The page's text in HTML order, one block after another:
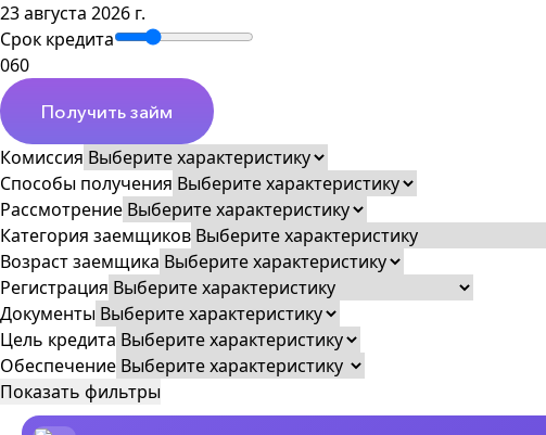
23 августа 2026 г.
Срок кредита
060
Получить займ
Комиссия
Способы получения
Рассмотрение
Категория заемщиков
Возраст заемщика
Регистрация
Документы
Цель кредита
Обеспечение
Показать фильтры